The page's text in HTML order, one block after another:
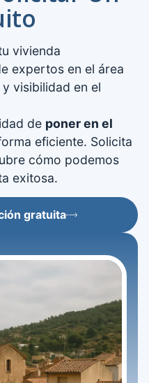
vivienda
expertos en el área
visibilidad en el
de poner en el
eficiente. Solicita
cómo podemos
exitosa.
gratuita